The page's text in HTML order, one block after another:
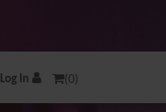
Log In (0)